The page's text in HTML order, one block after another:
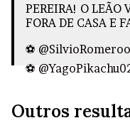
PEREIRA! O LEÃO
FORA DE CASA E
⚽
⚽
pic.twitter.com/
Outros